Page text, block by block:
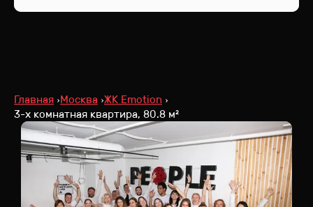
Главная Москва ЖК Emotion
3-х комнатная квартира, 80.8 м²